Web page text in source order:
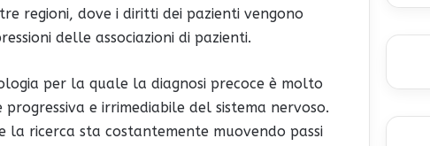
regioni, dove i diritti dei pazienti vengono
delle associazioni di pazienti.
per la quale la diagnosi precoce è molto
e irrimediabile del sistema nervoso.
ricerca sta costantemente muovendo passi